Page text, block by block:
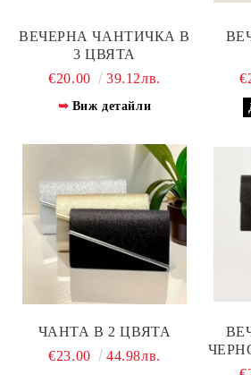
ВЕЧЕРНА ЧАНТИЧКА В
3 ЦВЯТА
€20.00
39.12лв.
Виж детайли
ЧАНТА В 2 ЦВЯТА
€23.00
44.98лв.